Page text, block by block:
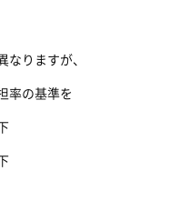
なりますが、
率の基準を